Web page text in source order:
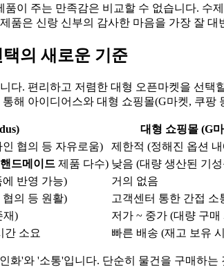
품이 주는 만족감은 비교할 수 없습니다. 수
제품은 신랑 신부의 감사한 마음을 가장 잘
의 새로운 기준
다. 편리하고 저렴한 대형 오픈마켓을 선
해 아이디어스와 대형 쇼핑몰(G마켓, 쿠팡
대형 쇼핑몰 (G
협의 등 자유로움) 제한적 (정해진 옵션
핸드메이드 제품 다수) 낮음 (대량 생산된 기
반영 가능) 거의 없음
의 등 원활) 고객센터 통한 간접 소
재) 저가 ~ 중가 (대량 구매
간 소요 빠른 배송 (재고 보유
화'와 '소통'입니다. 단순히 물건을 구매하